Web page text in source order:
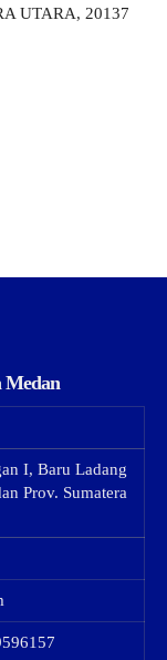
UTARA, 20137
Medan
I, Baru Ladang
Prov. Sumatera